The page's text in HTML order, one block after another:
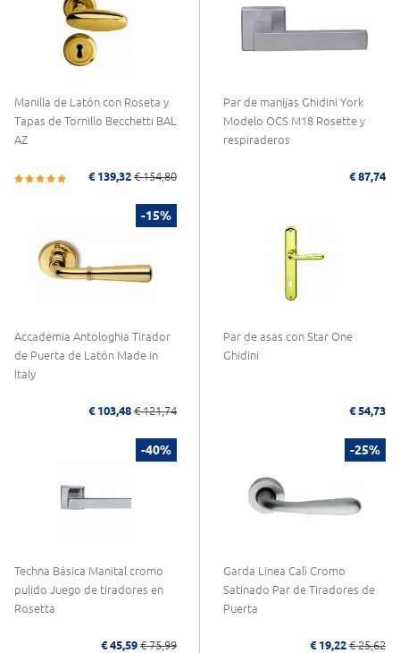
Manilla de Latón con Roseta y
Tapas de Tornillo Becchetti BAL
AZ
€ 139,32 € 154,80
Par de manijas Ghidini York
Modelo OCS M18 Rosette y
respiraderos
€ 87,74
-15%
Accademia Antologhia Tirador
de Puerta de Latón Made in
Italy
€ 103,48 € 121,74
Par de asas con Star One
Ghidini
€ 54,73
-40%
Techna Básica Manital cromo
pulido Juego de tiradores en
Rosetta
€ 45,59 € 75,99
-25%
Garda Linea Calì Cromo
Satinado Par de Tiradores de
Puerta
€ 19,22 € 25,62